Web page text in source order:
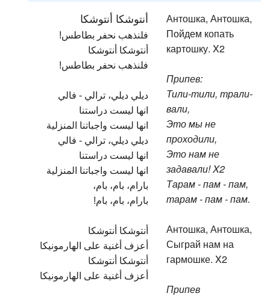
أنتوشكا أنتوشكا
فلنذهب نحفر بطاطس!
أنتوشكا أنتوشكا
فلنذهب نحفر بطاطس!
ديلي ديلي، ترالي - فالي
انها ليست دراستنا
انها ليست واجباتنا المنزلية
ديلي ديلي، ترالي - فالي
انها ليست دراستنا
انها ليست واجباتنا المنزلية
بارام، بام، بام،
بارام، بام، بام!
أنتوشكا أنتوشكا
أعزف أغنية على الهارمونيكا
أنتوشكا أنتوشكا
أعزف أغنية على الهارمونيكا
Антошка, Антошка,
Пойдем копать
картошку. X2
Припев:
Тили-тили, трали-
вали,
Это мы не
проходили,
Это нам не
задавали! X2
Тарам - пам - пам,
тарам - пам - пам.
Антошка, Антошка,
Сыграй нам на
гармошке. X2
Припев